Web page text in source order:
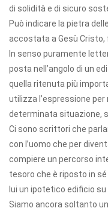
di solidità e di sicuro
Può indicare la pietra
accostata a Gesù
In senso puramente
posta nell’angolo di un
quella ritenuta più
utilizza l’espressione
determinata situazione,
Ci sono scrittori che
con l’uomo che per
compiere un percorso
tesoro che è riposto in
lui un ipotetico edificio
Siamo ancora soltanto